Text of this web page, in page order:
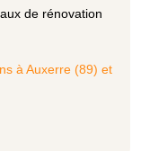
de rénovation
à Auxerre (89) et